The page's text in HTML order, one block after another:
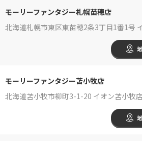
モーリーファンタジー札幌苗穂店
北海道札幌市東区東苗穂2条3丁目1番1号
モーリーファンタジー苫小牧店
北海道苫小牧市柳町3-1-20 イオン苫小牧